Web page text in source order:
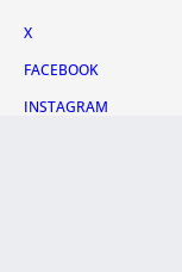
X
FACEBOOK
INSTAGRAM